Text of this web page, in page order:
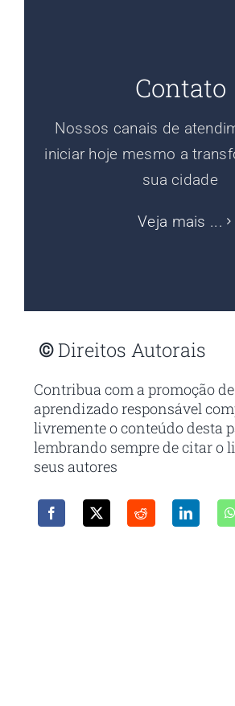
Contato
Nossos canais de
iniciar hoje mesmo a
sua cidade
Veja mais ...
©Direitos Autorais
Contribua com a promoção
aprendizado responsável
livremente o conteúdo desta
lembrando sempre de citar o
seus autores